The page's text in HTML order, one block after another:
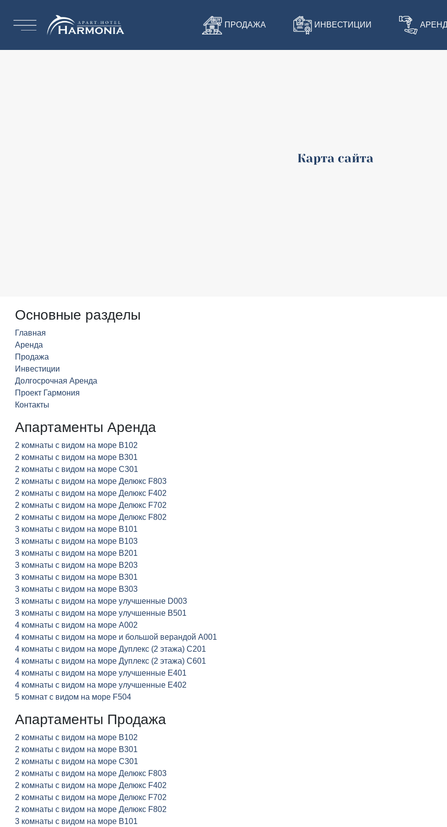
ПРОДАЖА ИНВЕСТИЦИИ
Карта сайта
Основные разделы
Главная
Аренда
Продажа
Инвестиции
Долгосрочная Аренда
Проект Гармония
Контакты
Апартаменты Аренда
2 комнаты с видом на море B102
2 комнаты с видом на море B301
2 комнаты с видом на море C301
2 комнаты с видом на море Делюкс F803
2 комнаты с видом на море Делюкс F402
2 комнаты с видом на море Делюкс F702
2 комнаты с видом на море Делюкс F802
3 комнаты с видом на море B101
3 комнаты с видом на море B103
3 комнаты с видом на море B201
3 комнаты с видом на море B203
3 комнаты с видом на море B301
3 комнаты с видом на море B303
3 комнаты с видом на море улучшенные D003
3 комнаты с видом на море улучшенные B501
4 комнаты с видом на море A002
4 комнаты с видом на море и большой верандой A001
4 комнаты с видом на море Дуплекс (2 этажа) C201
4 комнаты с видом на море Дуплекс (2 этажа) C601
4 комнаты с видом на море улучшенные E401
4 комнаты с видом на море улучшенные E402
5 комнат с видом на море F504
Апартаменты Продажа
2 комнаты с видом на море B102
2 комнаты с видом на море B301
2 комнаты с видом на море C301
2 комнаты с видом на море Делюкс F803
2 комнаты с видом на море Делюкс F402
2 комнаты с видом на море Делюкс F702
2 комнаты с видом на море Делюкс F802
3 комнаты с видом на море B101